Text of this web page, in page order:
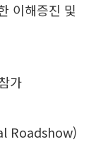
이해증진 및
가
Roadshow)